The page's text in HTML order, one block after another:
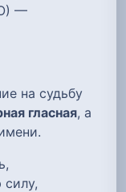
—
на судьбу
гласная, а